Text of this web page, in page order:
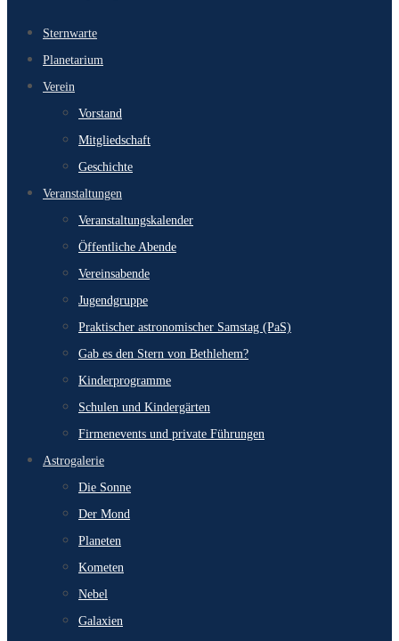
Sternwarte
Planetarium
Verein
Vorstand
Mitgliedschaft
Geschichte
Veranstaltungen
Veranstaltungskalender
Öffentliche Abende
Vereinsabende
Jugendgruppe
Praktischer astronomischer Samstag (PaS)
Gab es den Stern von Bethlehem?
Kinderprogramme
Schulen und Kindergärten
Firmenevents und private Führungen
Astrogalerie
Die Sonne
Der Mond
Planeten
Kometen
Nebel
Galaxien